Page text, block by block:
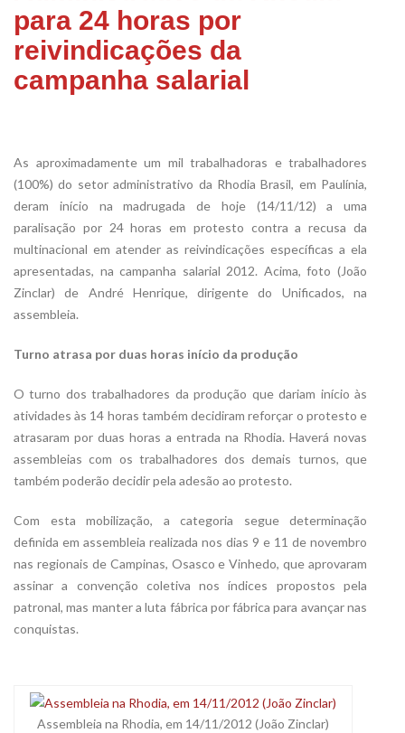
para 24 horas por
reivindicações da
campanha salarial
As aproximadamente um mil trabalhadoras e trabalhadores
(100%) do setor administrativo da Rhodia Brasil, em Paulínia,
deram início na madrugada de hoje (14/11/12) a uma
paralisação por 24 horas em protesto contra a recusa da
multinacional em atender as reivindicações específicas a ela
apresentadas, na campanha salarial 2012. Acima, foto (João
Zinclar) de André Henrique, dirigente do Unificados, na
assembleia.
Turno atrasa por duas horas início da produção
O turno dos trabalhadores da produção que dariam início às
atividades às 14 horas também decidiram reforçar o protesto e
atrasaram por duas horas a entrada na Rhodia. Haverá novas
assembleias com os trabalhadores dos demais turnos, que
também poderão decidir pela adesão ao protesto.
Com esta mobilização, a categoria segue determinação
definida em assembleia realizada nos dias 9 e 11 de novembro
nas regionais de Campinas, Osasco e Vinhedo, que aprovaram
assinar a convenção coletiva nos índices propostos pela
patronal, mas manter a luta fábrica por fábrica para avançar nas
conquistas.
Assembleia na Rhodia, em 14/11/2012 (João Zinclar)